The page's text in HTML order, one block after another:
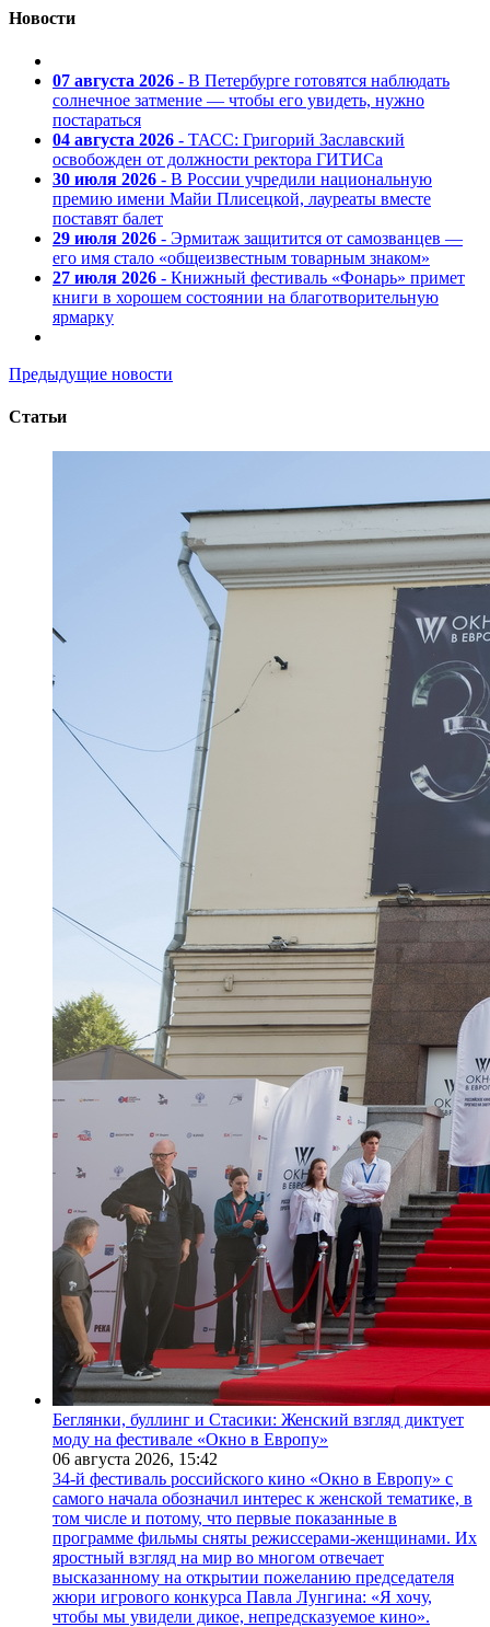
Новости
07 августа 2026 - В Петербурге готовятся наблюдать
солнечное затмение — чтобы его увидеть, нужно
постараться
04 августа 2026 - ТАСС: Григорий Заславский
освобожден от должности ректора ГИТИСа
30 июля 2026 - В России учредили национальную
премию имени Майи Плисецкой, лауреаты вместе
поставят балет
29 июля 2026 - Эрмитаж защитится от самозванцев —
его имя стало «общеизвестным товарным знаком»
27 июля 2026 - Книжный фестиваль «Фонарь» примет
книги в хорошем состоянии на благотворительную
ярмарку
Предыдущие новости
Статьи
Беглянки, буллинг и Стасики: Женский взгляд диктует
моду на фестивале «Окно в Европу»
06 августа 2026, 15:42
34-й фестиваль российского кино «Окно в Европу» с
самого начала обозначил интерес к женской тематике, в
том числе и потому, что первые показанные в
программе фильмы сняты режиссерами-женщинами. Их
яростный взгляд на мир во многом отвечает
высказанному на открытии пожеланию председателя
жюри игрового конкурса Павла Лунгина: «Я хочу,
чтобы мы увидели дикое, непредсказуемое кино».